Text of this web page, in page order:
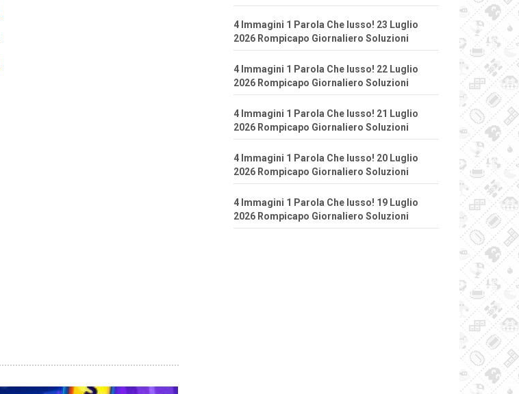
4 Immagini 1 Parola Che lusso! 23 Luglio
2026 Rompicapo Giornaliero Soluzioni
4 Immagini 1 Parola Che lusso! 22 Luglio
2026 Rompicapo Giornaliero Soluzioni
4 Immagini 1 Parola Che lusso! 21 Luglio
2026 Rompicapo Giornaliero Soluzioni
4 Immagini 1 Parola Che lusso! 20 Luglio
2026 Rompicapo Giornaliero Soluzioni
4 Immagini 1 Parola Che lusso! 19 Luglio
2026 Rompicapo Giornaliero Soluzioni